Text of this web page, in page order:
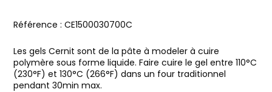
Référence : CE1500030700C
Les gels Cernit sont de la pâte à modeler à cuire
polymère sous forme liquide. Faire cuire le gel entre 110°C
(230°F) et 130°C (266°F) dans un four traditionnel
pendant 30min max.